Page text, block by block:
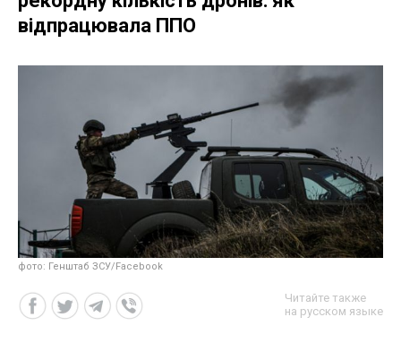
відпрацювала ППО
фото: Генштаб ЗСУ/Facebook
Читайте также
на русском языке